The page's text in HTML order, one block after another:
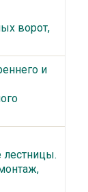
ворот,
и
лестницы.